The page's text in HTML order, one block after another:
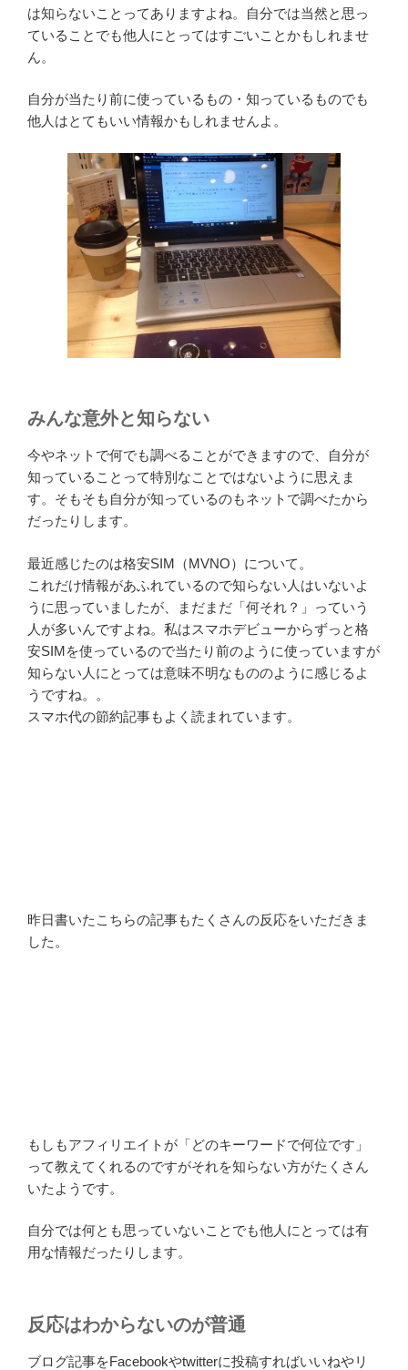
は知らないことってありますよね。自分では当然と思っ
ていることでも他人にとってはすごいことかもしれませ
ん。
自分が当たり前に使っているもの・知っているものでも
他人はとてもいい情報かもしれませんよ。
みんな意外と知らない
今やネットで何でも調べることができますので、自分が
知っていることって特別なことではないように思えま
す。そもそも自分が知っているのもネットで調べたから
だったりします。
最近感じたのは格安SIM（MVNO）について。
これだけ情報があふれているので知らない人はいないよ
うに思っていましたが、まだまだ「何それ？」っていう
人が多いんですよね。私はスマホデビューからずっと格
安SIMを使っているので当たり前のように使っていますが
知らない人にとっては意味不明なもののように感じるよ
うですね。。
スマホ代の節約記事もよく読まれています。
昨日書いたこちらの記事もたくさんの反応をいただきま
した。
もしもアフィリエイトが「どのキーワードで何位です」
って教えてくれるのですがそれを知らない方がたくさん
いたようです。
自分では何とも思っていないことでも他人にとっては有
用な情報だったりします。
反応はわからないのが普通
ブログ記事をFacebookやtwitterに投稿すればいいねやリ